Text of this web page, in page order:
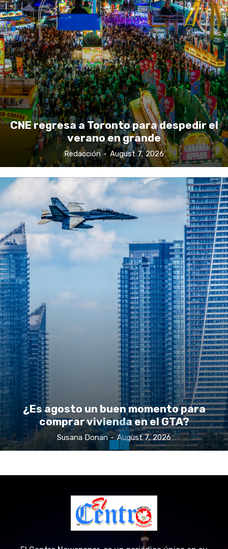
CNE regresa a Toronto para despedir el
verano en grande
Redacción - August 7, 2026
¿Es agosto un buen momento para
comprar vivienda en el GTA?
Susana Donan - August 7, 2026